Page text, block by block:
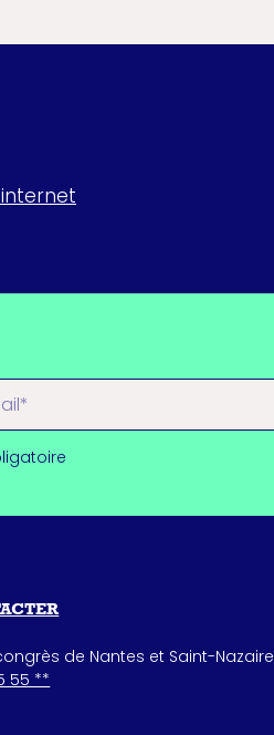
de Nantes et Saint-Nazaire
55 **